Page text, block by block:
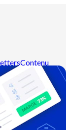
Contenu
MCP